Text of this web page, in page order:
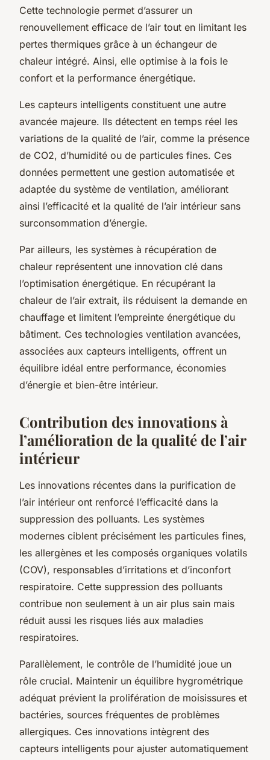
Cette technologie permet d’assurer un
renouvellement efficace de l’air tout en limitant les
pertes thermiques grâce à un échangeur de
chaleur intégré. Ainsi, elle optimise à la fois le
confort et la performance énergétique.
Les capteurs intelligents constituent une autre
avancée majeure. Ils détectent en temps réel les
variations de la qualité de l’air, comme la présence
de CO2, d’humidité ou de particules fines. Ces
données permettent une gestion automatisée et
adaptée du système de ventilation, améliorant
ainsi l’efficacité et la qualité de l’air intérieur sans
surconsommation d’énergie.
Par ailleurs, les systèmes à récupération de
chaleur représentent une innovation clé dans
l’optimisation énergétique. En récupérant la
chaleur de l’air extrait, ils réduisent la demande en
chauffage et limitent l’empreinte énergétique du
bâtiment. Ces technologies ventilation avancées,
associées aux capteurs intelligents, offrent un
équilibre idéal entre performance, économies
d’énergie et bien-être intérieur.
Contribution des innovations à
l’amélioration de la qualité de l’air
intérieur
Les innovations récentes dans la purification de
l’air intérieur ont renforcé l’efficacité dans la
suppression des polluants. Les systèmes
modernes ciblent précisément les particules fines,
les allergènes et les composés organiques volatils
(COV), responsables d’irritations et d’inconfort
respiratoire. Cette suppression des polluants
contribue non seulement à un air plus sain mais
réduit aussi les risques liés aux maladies
respiratoires.
Parallèlement, le contrôle de l’humidité joue un
rôle crucial. Maintenir un équilibre hygrométrique
adéquat prévient la prolifération de moisissures et
bactéries, sources fréquentes de problèmes
allergiques. Ces innovations intègrent des
capteurs intelligents pour ajuster automatiquement